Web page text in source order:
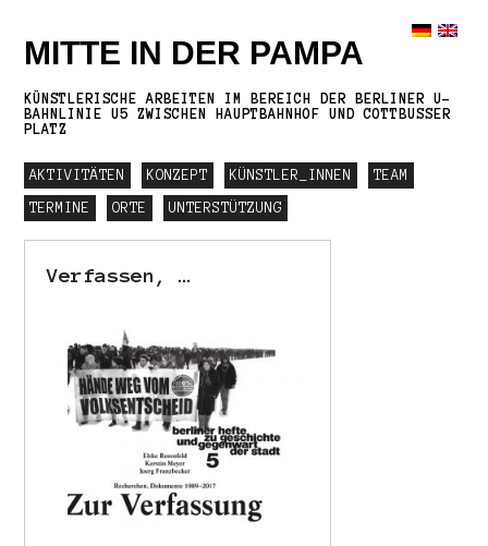
MITTE IN DER PAMPA
KÜNSTLERISCHE ARBEITEN IM BEREICH DER BERLINER U-
BAHNLINIE U5 ZWISCHEN HAUPTBAHNHOF UND COTTBUSSER
PLATZ
AKTIVITÄTEN KONZEPT KÜNSTLER_INNEN TEAM
TERMINE ORTE UNTERSTÜTZUNG
Verfassen, …